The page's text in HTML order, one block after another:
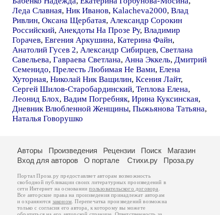
Леда Славная, Ник Иванов, Kalacheva2000, Влад
Ривлин, Оксана Щербатая, Александр Сорокин
Российский, Анекдоты На Прозе Ру, Владимир
Горачев, Евгения Аркушина, Катерина Файн,
Анатолий Гусев 2, Александр Сибирцев, Светлана
Савельева, Гавраева Светлана, Анна Эккель, Дмитрий
Семенидо, Прелесть Любимая Не Вами, Елена
Хуторная, Николай Ник Ващилин, Ксения Лайт,
Сергей Шилов-Старобардинский, Теплова Елена,
Леонид Блох, Вадим Погребняк, Ирина Куксинская,
Дневник Влюбленной Женщины, Пыжьянова Татьяна,
Наталья Говорушко
Авторы Произведения Рецензии Поиск
Магазин
Вход для авторов
О портале Стихи.ру Проза.ру
Портал Проза.ру предоставляет авторам возможность
свободной публикации своих литературных произведений в
сети Интернет на основаниипользовательского договора
Все авторские права на произведения принадлежат авторам
и охраняются законом . Перепечатка произведений возможна
только с согласия его автора, к которому вы можете